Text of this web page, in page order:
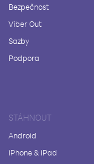
Bezpečnost
Viber Out
Sazby
Podpora
STÁHNOUT
Android
iPhone & iPad